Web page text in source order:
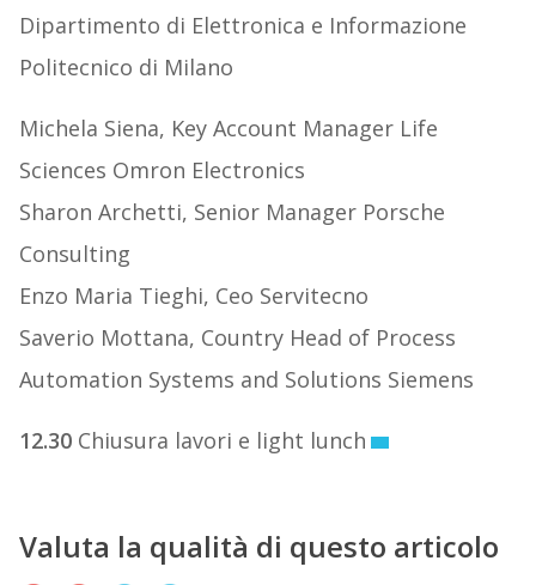
Dipartimento di Elettronica e Informazione
Politecnico di Milano
Michela Siena, Key Account Manager Life
Sciences Omron Electronics
Sharon Archetti, Senior Manager Porsche
Consulting
Enzo Maria Tieghi, Ceo Servitecno
Saverio Mottana, Country Head of Process
Automation Systems and Solutions Siemens
12.30Chiusura lavori e light lunch
Valuta la qualità di questo articolo